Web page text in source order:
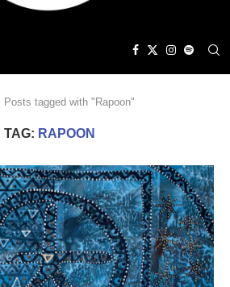
Posts tagged with "Rapoon"
TAG: RAPOON